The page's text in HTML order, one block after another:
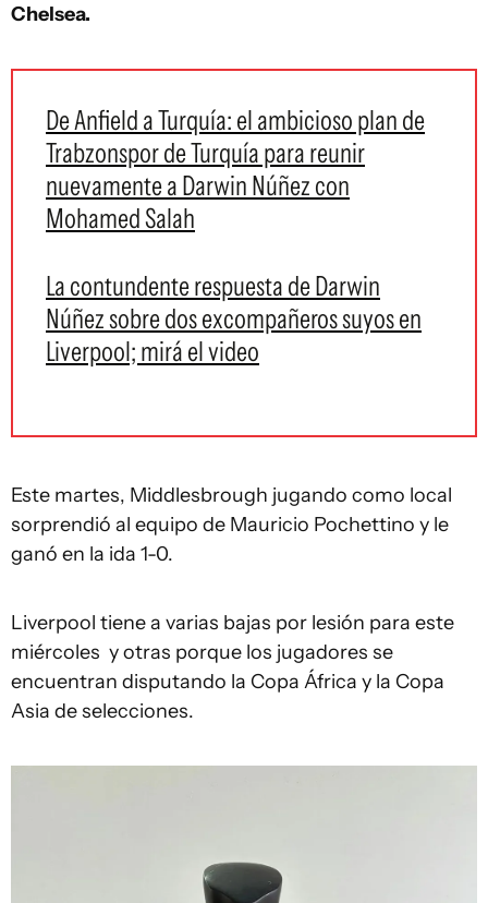
Chelsea.
De Anfield a Turquía: el ambicioso plan de
Trabzonspor de Turquía para reunir
nuevamente a Darwin Núñez con
Mohamed Salah
La contundente respuesta de Darwin
Núñez sobre dos excompañeros suyos en
Liverpool; mirá el video
Este martes, Middlesbrough jugando como local
sorprendió al equipo de Mauricio Pochettino y le
ganó en la ida 1-0.
Liverpool tiene a varias bajas por lesión para este
miércoles y otras porque los jugadores se
encuentran disputando la Copa África y la Copa
Asia de selecciones.